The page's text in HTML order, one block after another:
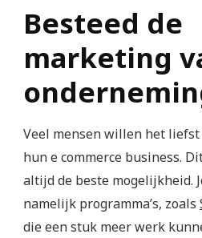
Besteed de
marketing
Veel mensen willen het
hun e commerce business.
altijd de beste mogelijkheid.
namelijk programma’s, zoals
die een stuk meer werk